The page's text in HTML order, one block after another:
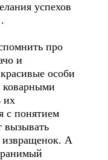
успехов
про
и
особи
коварными
их
с понятием
вызывать
извращенок. А
ранимый